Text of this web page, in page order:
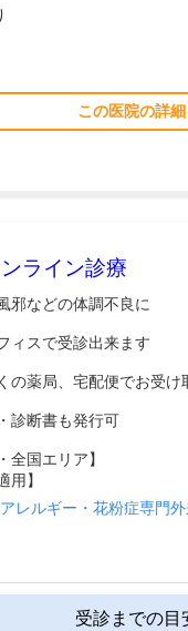
この医院の詳
ライン診療
邪などの体調不良に
ィスで受診出来ます
の薬局、宅配便でお受け
診断書も発行可
全国エリア】
用】
アレルギー・花粉症専門
受診までの目